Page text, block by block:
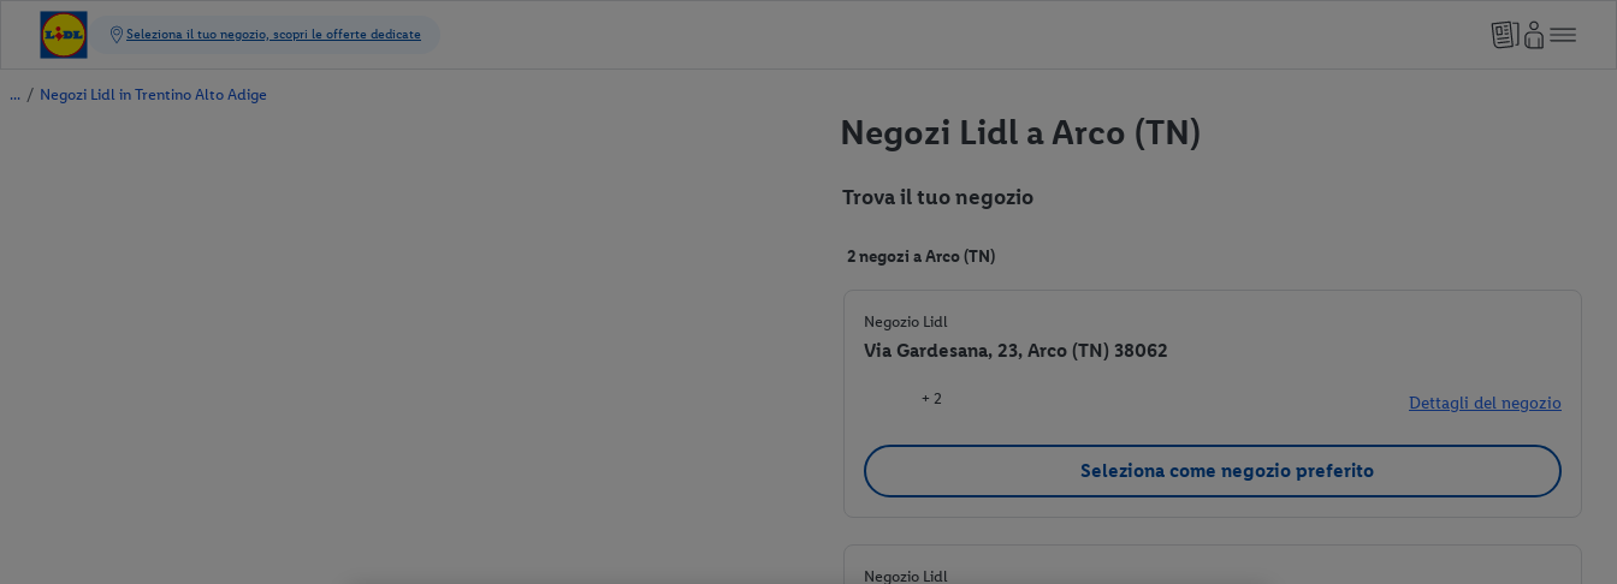
/ Negozi Lidl in Trentino Alto Adige
Negozi Lidl a Arco (TN)
Trova il tuo negozio
2 negozi a Arco (TN)
Negozio Lidl
Via Gardesana, 23, Arco (TN) 38062
+ 2 Dettagli del negozio
Seleziona come negozio preferito
Negozio Lidl